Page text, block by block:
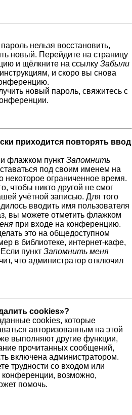
нельзя восстановить,
новый. Перейдите на страницу
и щёлкните на ссылку Забыли
и скоро вы снова
новый пароль, свяжитесь с
приходится повторять ввод
флажком пункт Запомнить
под своим именем на
некоторое ограниченное время.
чтобы никто другой не смог
учётной записью. Для того
вводить имя пользователя
вы можете отметить флажком
при входе на конференцию.
это на общедоступном
в библиотеке, интернет-кафе,
пункт Запомнить меня
что администратор отключил
cookies»?
cookies, которые
авторизованным на этой
выполняют другие функции,
прочитанных сообщений,
включена администратором.
трудности со входом или
возможно,
помочь.